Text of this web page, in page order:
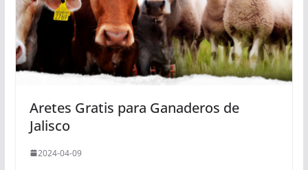
Aretes Gratis para Ganaderos de
Jalisco
2024-04-09